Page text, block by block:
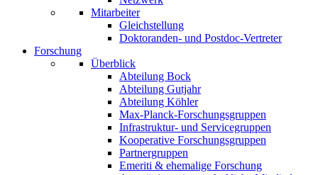
Mitarbeiter
Gleichstellung
Doktoranden- und Postdoc-Vertreter
Forschung
Überblick
Abteilung Bock
Abteilung Gutjahr
Abteilung Köhler
Max-Planck-Forschungsgruppen
Infrastruktur- und Servicegruppen
Kooperative Forschungsgruppen
Partnergruppen
Emeriti & ehemalige Forschung